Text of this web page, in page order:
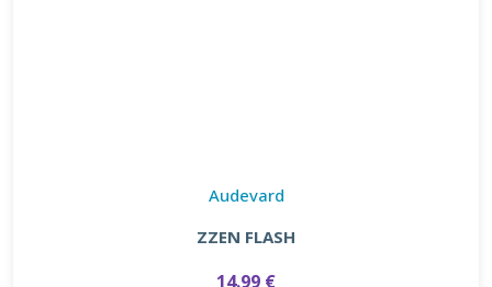
Audevard
ZZEN FLASH
14.99 €